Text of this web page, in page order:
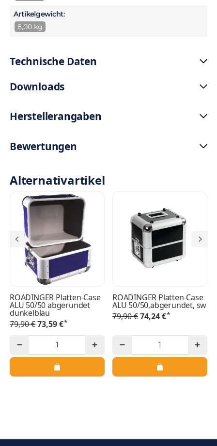
Artikelgewicht:
8,00 kg
Technische Daten
Downloads
Herstellerangaben
Bewertungen
Alternativartikel
ROADINGER Platten-Case
ALU 50/50 abgerundet
dunkelblau
79,90 €73,59 €*
ROADINGER Platten-Case
ALU 50/50,abgerundet, sw
79,90 €74,24 €*